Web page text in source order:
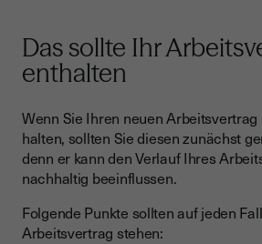
Das sollte Ihr
enthalten
Wenn Sie Ihren neuen
halten, sollten Sie diesen zunächst
denn er kann den Verlauf Ihres
nachhaltig beeinflussen.
Folgende Punkte sollten auf jeden
Arbeitsvertrag stehen: